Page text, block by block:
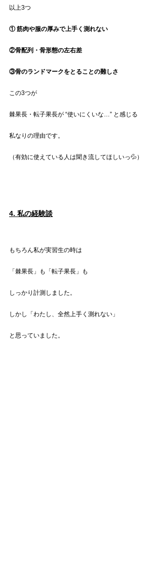
以上3つ
① 筋肉や服の厚みで上手く測れない
②骨配列・骨形態の左右差
③骨のランドマークをとることの難しさ
この3つが
棘果長・転子果長が “使いにくいな…” と感じる
私なりの理由です。
（有効に使えている人は聞き流してほしいっ💦）
4. 私の経験談
もちろん私が実習生の時は
「棘果長」も「転子果長」も
しっかり計測しました。
しかし「わたし、全然上手く測れない」
と思っていました。